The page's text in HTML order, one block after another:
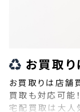
お買取り
お買取りは店舗
買取も対応可能
宅配買取は大人